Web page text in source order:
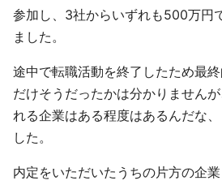
参加し、3社からいずれも500万円
ました。
途中で転職活動を終了したため最
だけそうだったかは分かりません
れる企業はある程度はあるんだな
した。
内定をいただいたうちの片方の企